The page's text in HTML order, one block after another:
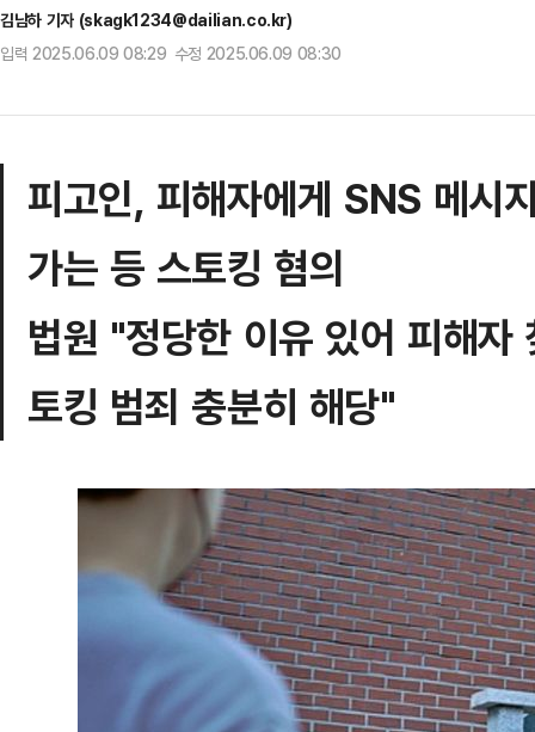
김남하 기자 (skagk1234@dailian.co.kr)
입력 2025.06.09 08:29 수정 2025.06.09 08:30
피고인, 피해자에게 SNS 메시
가는 등 스토킹 혐의
법원 "정당한 이유 있어 피해
토킹 범죄 충분히 해당"